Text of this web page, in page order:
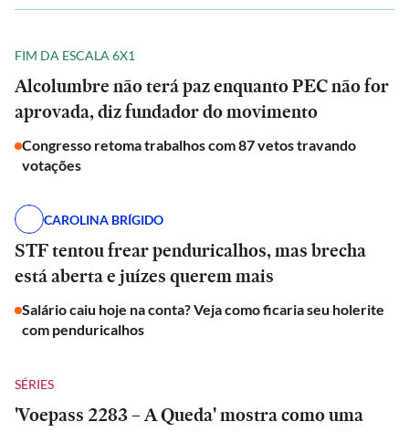
FIM DA ESCALA 6X1
Alcolumbre não terá paz enquanto PEC não for
aprovada, diz fundador do movimento
Congresso retoma trabalhos com 87 vetos travando
votações
CAROLINA BRÍGIDO
STF tentou frear penduricalhos, mas brecha
está aberta e juízes querem mais
Salário caiu hoje na conta? Veja como ficaria seu holerite
com penduricalhos
SÉRIES
'Voepass 2283 – A Queda' mostra como uma